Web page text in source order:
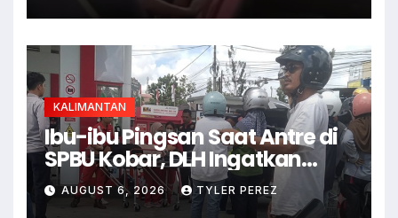
KALIMANTAN
Ibu-ibu Pingsan Saat Antre di
SPBU Kobar, DLH Ingatkan
Ancaman Dehidrasi
AUGUST 6, 2026 TYLER PEREZ